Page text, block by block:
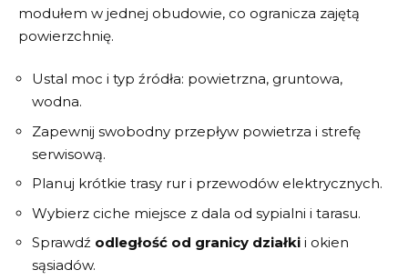
modułem w jednej obudowie, co ogranicza zajętą
powierzchnię.
Ustal moc i typ źródła: powietrzna, gruntowa,
wodna.
Zapewnij swobodny przepływ powietrza i strefę
serwisową.
Planuj krótkie trasy rur i przewodów elektrycznych.
Wybierz ciche miejsce z dala od sypialni i tarasu.
Sprawdź odległość od granicy działki i okien
sąsiadów.